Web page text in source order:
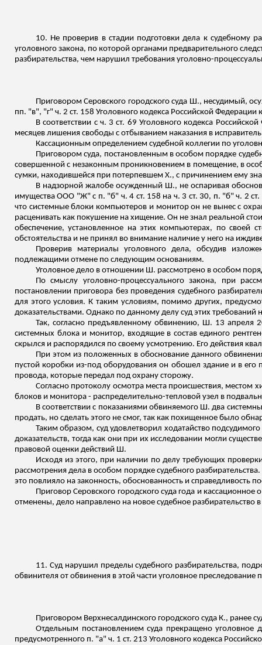
10. Не проверив в стадии подготовки дела к судебному
уголовного закона, по которой органами предварительного
разбирательства, чем нарушил требования уголовно-
Приговором Серовского городского суда Ш., несудимый,
пп. "в", "г" ч. 2 ст. 158 Уголовного кодекса Российской
В соответствии с ч. 3 ст. 69 Уголовного кодекса
месяцев лишения свободы с отбыванием наказания в
Кассационным определением судебной коллегии по
Приговором суда, постановленным в особом порядке
совершенной с незаконным проникновением в помещение, в
сумки, находившейся при потерпевшем Х., с причинением ему
В надзорной жалобе осужденный Ш., не оспаривая
имущества ООО "Ж" с п. "б" ч. 4 ст. 158 на ч. 3 ст. 30, п. "б" ч. 2 ст.
что системные блоки компьютеров и монитор он не вынес с
расценивать как покушение на хищение. Он не знал реальной
обеспечение, установленное на этих компьютерах, по своей
обстоятельства и не принял во внимание наличие у него на
Проверив материалы уголовного дела, обсудив
подлежащими отмене по следующим основаниям.
Уголовное дело в отношении Ш. рассмотрено в особом
По смыслу уголовно-процессуального закона, при
постановлении приговора без проведения судебного
для этого условия. К таким условиям, помимо других,
доказательствами. Однако по данному делу суд этих требований
Так, согласно предъявленному обвинению, Ш. 13 апреля
системных блока и монитор, входящие в состав единого
скрылся и распорядился по своему усмотрению. Его действия
При этом из положенных в обоснование данного
пустой коробки из-под оборудования он обошел здание и в
провода, которые передал под охрану сторожу.
Согласно протоколу осмотра места происшествия, местом
блоков и монитора - распределительно-тепловой узел в
В соответствии с показаниями обвиняемого Ш. два
продать, но сделать этого не смог, так как похищенное было
Таким образом, суд удовлетворил ходатайство
доказательств, тогда как они при их исследовании могли
правовой оценки действий Ш.
Исходя из этого, при наличии по делу требующих
рассмотрения дела в особом порядке судебного
это повлияло на законность, обоснованность и справедливость
Приговор Серовского городского суда года и
отменены, дело направлено на новое судебное разбирательство в
11. Суд нарушил пределы судебного разбирательства,
обвинителя от обвинения в этой части уголовное преследование
Приговором Верхнесалдинского городского суда К., ранее
Отдельным постановлением суда прекращено уголовное
предусмотренного п. "а" ч. 1 ст. 213 Уголовного кодекса